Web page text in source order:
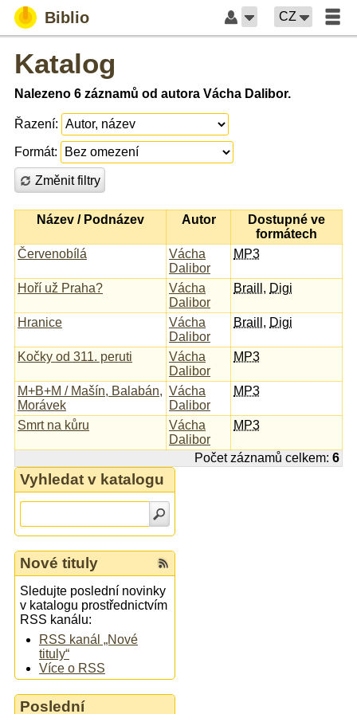
Biblio CZ
Katalog
Nalezeno 6 záznamů od autora Vácha Dalibor.
Řazení:
Formát:
Změnit filtry
Název / Podnázev Autor
Dostupné ve
formátech
Červenobílá
Vácha
Dalibor
MP3
Hoří už Praha?
Vácha
Dalibor
Braill , Digi
Hranice
Vácha
Dalibor
Braill , Digi
Kočky od 311. peruti
Vácha
Dalibor
MP3
M+B+M / Mašín, Balabán,
Morávek
Vácha
Dalibor
MP3
Smrt na kůru
Vácha
Dalibor
MP3
Počet záznamů celkem: 6
Vyhledat v katalogu
Nové tituly
Sledujte poslední novinky
v katalogu prostřednictvím
RSS kanálu:
RSS kanál „Nové
tituly“
Více o RSS
Poslední